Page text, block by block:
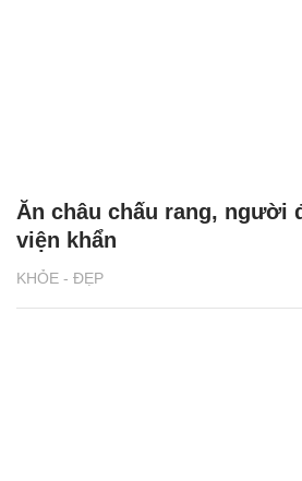
KHỎE - ĐẸP
Ăn châu chấu rang, người
viện khẩn